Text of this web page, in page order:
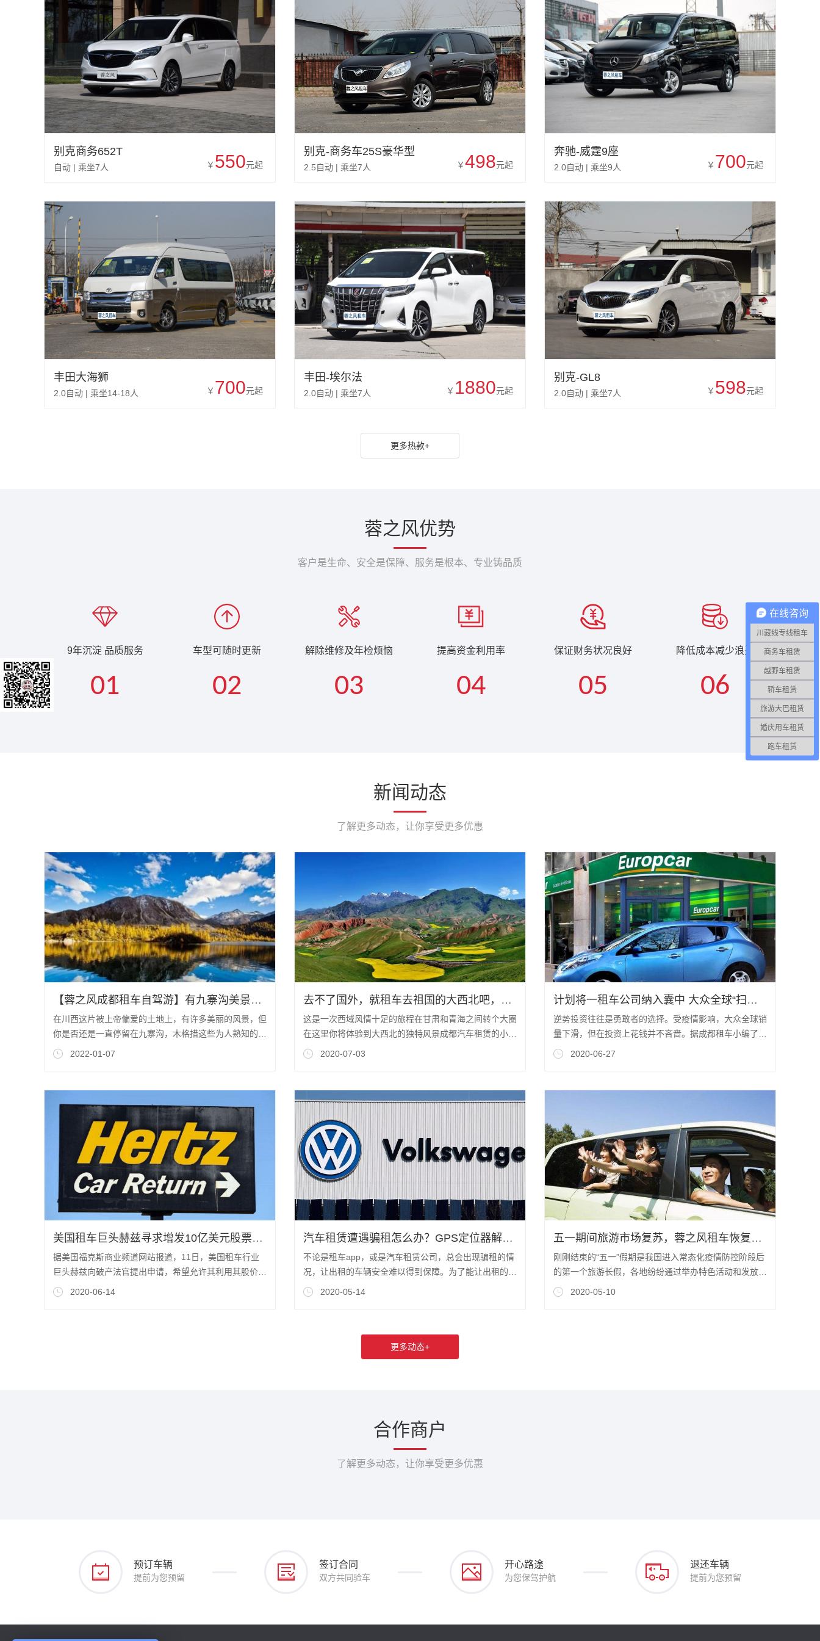
别克商务652T
自动 | 乘坐7人 ￥ 550元起
别克-商务车25S豪华型
2.5自动 | 乘坐7人 ￥498元起
奔驰-威霆9座
2.0自动 | 乘坐9人 ￥ 700元起
丰田大海狮
2.0自动 | 乘坐14-18人 ￥ 700元起
丰田-埃尔法
2.0自动 | 乘坐7人 ￥ 1880元起
别克-GL8
2.0自动 | 乘坐7人 ￥ 598元起
更多热款+
蓉之风优势
客户是生命、安全是保障、服务是根本、专业铸品质
9年沉淀 品质服务
01
车型可随时更新
02
解除维修及年检烦恼
03
提高资金利用率
04
保证财务状况良好
05
降低成本减少浪费
06
新闻动态
了解更多动态，让你享受更多优惠
【蓉之风成都租车自驾游】有九寨沟美景，四川还有这样漂亮的地方
在川西这片被上帝偏爱的土地上，有许多美丽的风景，但
你是否还是一直停留在九寨沟，木格措这些为人熟知的景
点中？其实在川西这片神奇的土地上远远不止
2022-01-07
去不了国外，就租车去祖国的大西北吧，那里有超乎想象你的美！
这是一次西域风情十足的旅程在甘肃和青海之间转个大圈
在这里你将体验到大西北的独特风景成都汽车租赁的小编
带你了解多姿景观又将颠覆你对大西北的认
2020-07-03
计划将一租车公司纳入囊中 大众全球“扫货”，说好的没钱呢
逆势投资往往是勇敢者的选择。受疫情影响，大众全球销
量下滑，但在投资上花钱并不吝啬。据成都租车小编了解
到6月24日路透社报道，大众正探讨收购
2020-06-27
美国租车巨头赫兹寻求增发10亿美元股票还债
据美国福克斯商业频道网站报道，11日，美国租车行业
巨头赫兹向破产法官提出申请，希望允许其利用其股价最
近的涨势，发售高达10亿美元的新股来偿还
2020-06-14
汽车租赁遭遇骗租怎么办？GPS定位器解决行业痛点
不论是租车app，或是汽车租赁公司，总会出现骗租的情
况，让出租的车辆安全难以得到保障。为了能让出租的汽
车安全有保障的话，出租方会在车里安装
2020-05-14
五一期间旅游市场复苏，蓉之风租车恢复去年同期水平
刚刚结束的“五一”假期是我国进入常态化疫情防控阶段后
的第一个旅游长假，各地纷纷通过举办特色活动和发放优
惠券等方式刺激旅游消费。文化和旅游
2020-05-10
更多动态+
合作商户
了解更多动态，让你享受更多优惠
预订车辆
提前为您预留
签订合同
双方共同验车
开心路途
为您保驾护航
退还车辆
提前为您预留
在线咨询
川藏线专线租车
商务车租赁
越野车租赁
轿车租赁
旅游大巴租赁
婚庆用车租赁
跑车租赁